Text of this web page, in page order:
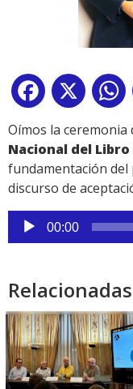
Facebook
X
Oímos la ceremonia
Nacional del Libro
fundamentación del
discurso de
Reproductor
de
00:00
Relacionadas